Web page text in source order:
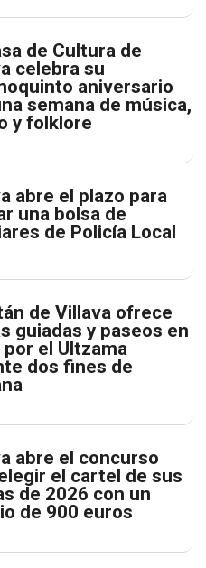
de Cultura de
celebra su
aniversario
semana de música,
y folklore
abre el plazo para
una bolsa de
de Policía Local
de Villava ofrece
guiadas y paseos en
por el Ultzama
dos fines de
abre el concurso
el cartel de sus
de 2026 con un
de 900 euros